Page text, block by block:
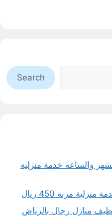
Search
والساعة خدمة منزلية
مرنة 450 ريال
منازل رجال بالرياض